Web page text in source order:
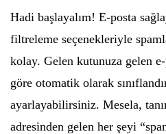
Hadi başlayalım! E-posta
filtreleme seçenekleriyle
kolay. Gelen kutunuza gelen
göre otomatik olarak
ayarlayabilirsiniz. Mesela,
adresinden gelen her şeyi